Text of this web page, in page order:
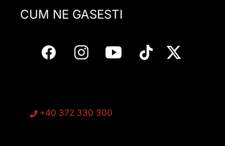
CUM NE GASESTI
+40 372 330 300